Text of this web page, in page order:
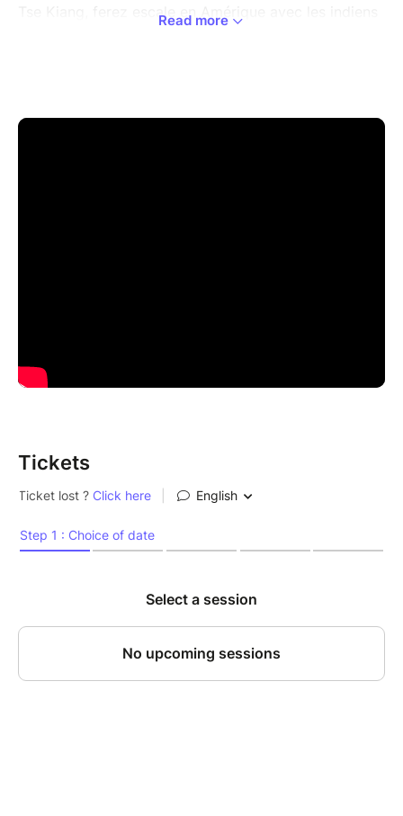
Tse Kiang, ferez escale en Amérique avec les indiens
scène et repartent avec des ballons magiques
Read more
Tickets